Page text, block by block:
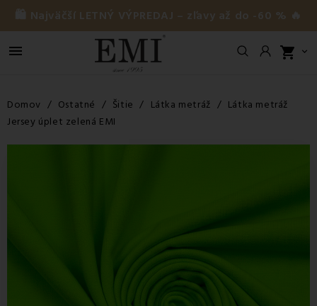
🛍️ Najväčší LETNÝ VÝPREDAJ – zľavy až do -60 % 🔥
 shopping_cart 
Domov Ostatné Šitie Látka metráž
Látka metráž
Jersey úplet zelená EMI